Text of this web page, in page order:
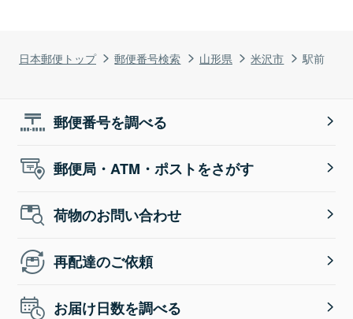
日本郵便トップ 郵便番号検索 山形県 米沢市 駅前
郵便番号を調べる
郵便局・ATM・ポストをさがす
荷物のお問い合わせ
再配達のご依頼
お届け日数を調べる